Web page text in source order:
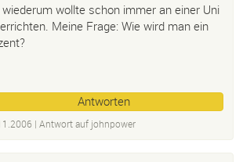
wiederum wollte schon immer an einer Uni
Meine Frage: Wie wird man ein
Antworten
| Antwort auf johnpower